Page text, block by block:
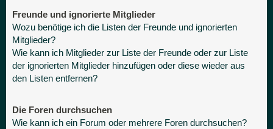
Freunde und ignorierte Mitglieder
Wozu benötige ich die Listen der Freunde und ignorierten
Mitglieder?
Wie kann ich Mitglieder zur Liste der Freunde oder zur Liste
der ignorierten Mitglieder hinzufügen oder diese wieder aus
den Listen entfernen?
Die Foren durchsuchen
Wie kann ich ein Forum oder mehrere Foren durchsuchen?